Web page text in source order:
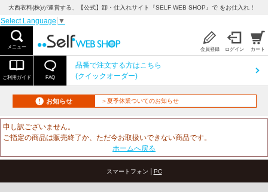
大西衣料(株)が運営する、【公式】卸・仕入れサイト『SELF WEB SHOP』で をお仕入れ！
Select Language ▼
メニュー 会員登録 ログイン カート
ご利用ガイド FAQ
品番で注文する方はこちら
(クイックオーダー)
お知らせ ＞夏季休業ついてのお知らせ
申し訳ございません。
ご指定の商品は販売終了か、ただ今お取扱いできない商品です。
ホームへ戻る
スマートフォン | PC